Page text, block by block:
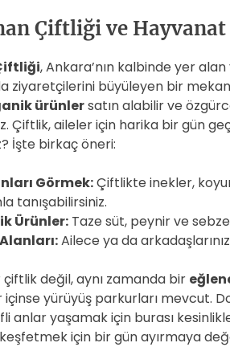
Çiftliği ve Hayvanat
, Ankara’nın kalbinde yer
ziyaretçilerini büyüleyen bir mekan.
ürünlersatın alabilir ve
Çiftlik, aileler için harika bir gün
İşte birkaç öneri:
Görmek:Çiftlikte inekler,
tanışabilirsiniz.
Ürünler: Taze süt, peynir ve
Ailece ya da
değil, aynı zamanda bir
içinse yürüyüş parkurları mevcut.
anlar yaşamak için burası
için bir gün ayırmaya